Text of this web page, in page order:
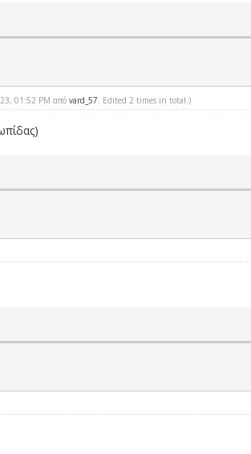
01:52 PM απόvard_57. Edited 2 times in total.)